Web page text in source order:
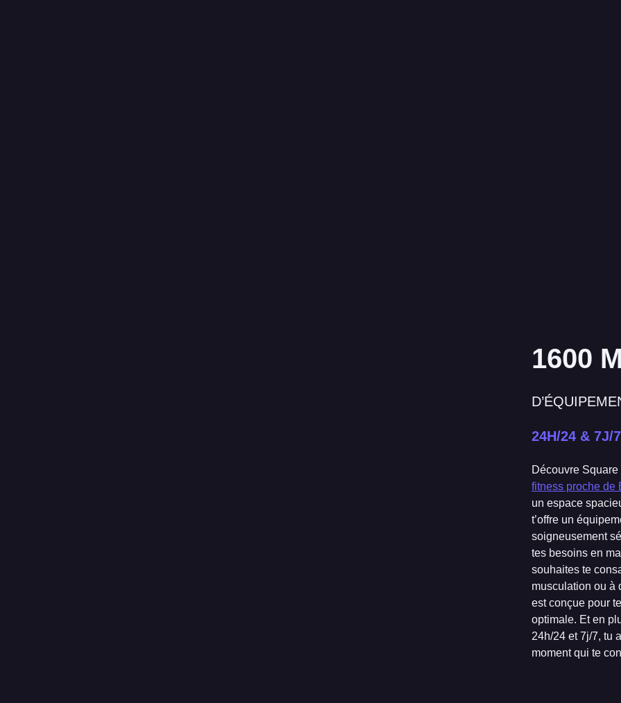
1600
24H/24 & 7J/7
Découvre
fitness proche de
un espace
t’offre un
soigneusement
tes besoins en
souhaites te
musculation ou à
est conçue pour
optimale. Et en
24h/24 et 7j/7, tu
moment qui te